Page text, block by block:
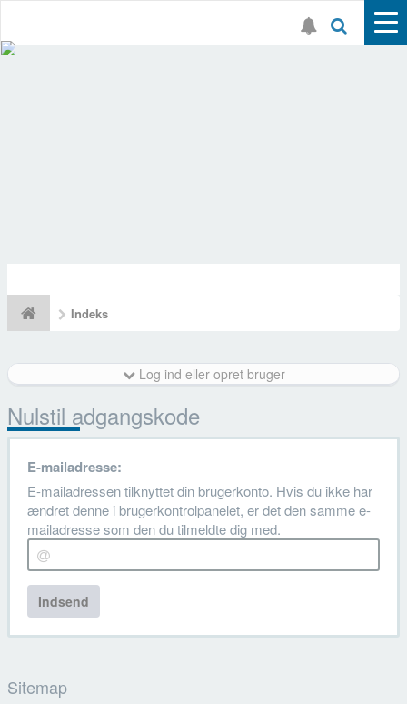
Indeks
Log ind eller opret bruger
Nulstil adgangskode
E-mailadresse:
E-mailadressen tilknyttet din brugerkonto. Hvis du ikke har
ændret denne i brugerkontrolpanelet, er det den samme e-
mailadresse som den du tilmeldte dig med.
Indsend
Sitemap